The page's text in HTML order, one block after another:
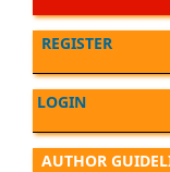
REGISTER
LOGIN
AUTHOR